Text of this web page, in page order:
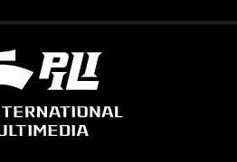
霹靂國際多媒體股份有限公司 PILI